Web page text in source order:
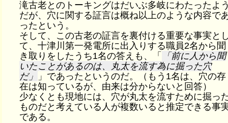
滝古老とのトーキングはだいぶ多岐にわたったよ
だが、穴に関する証言は概ね以上のような内容で
ったという。
そして、この古老の証言を裏付ける重要な事実と
て、十津川第一発電所に出入りする職員2名から聞
き取りをしたうち1名の答えも、「
前に人から聞
いたことがあるのは、丸太を流す為に掘った穴
だ
」であったというのだ。（もう1名は、穴の存
在は知っているが、由来は分からないと回答）
少なくとも現地には、穴が丸太を流すために掘っ
ものだと考えている人が複数いると推定できる事
である。